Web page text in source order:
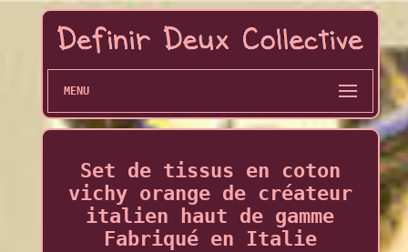
MENU
Set de tissus en coton
vichy orange de créateur
italien haut de gamme
Fabriqué en Italie